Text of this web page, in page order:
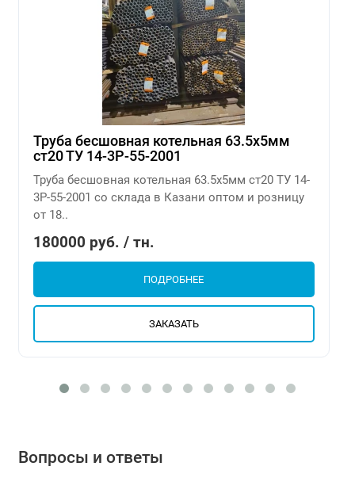
Труба бесшовная котельная 63.5х5мм
ст20 ТУ 14-3Р-55-2001
Труба бесшовная котельная 63.5х5мм ст20 ТУ 14-
3Р-55-2001 со склада в Казани оптом и розницу
от 18..
180000 руб. / тн.
ПОДРОБНЕЕ
ЗАКАЗАТЬ
Вопросы и ответы